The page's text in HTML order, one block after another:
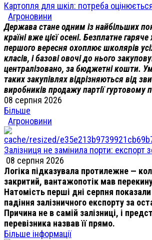
Картопля для шкіл: потреба
Агроновини
Держава стане одним із найбільших
країні вже цієї осені. Безплатне
першого вересня охоплює школярів
класів, і базові овочі до нього
централізовано, за бюджетні кошти.
таких закупівлях відрізняються від
виробників продажу партії гуртовому
08 серпня 2026
Більше
Агроновини
Залізниця не замінила порти: експорт
08 серпня 2026
Логіка підказувала протилежне —
закритий, вантажопотік мав
Натомість перші дні серпня
падіння залізничного експорту за
Причина не в самій залізниці, і
перевізника назвав її прямо.
Більше інформації